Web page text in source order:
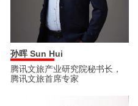
孙晖 Sun Hui
腾讯文旅产业研究院秘书长，
腾讯文旅首席专家